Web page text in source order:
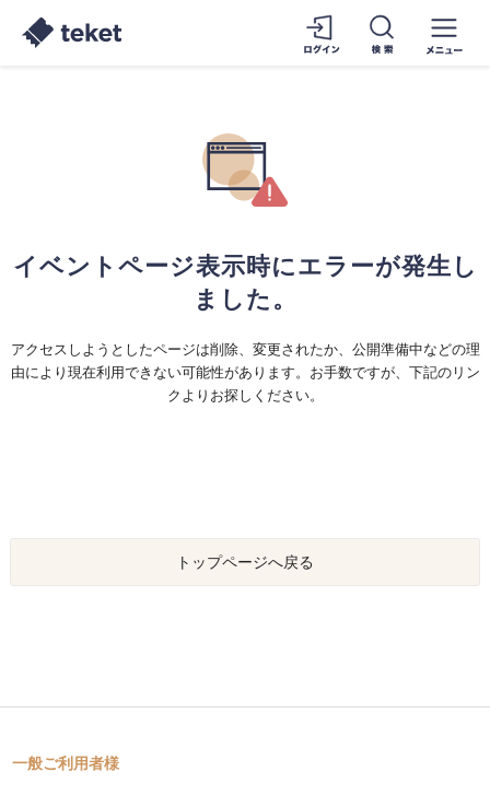
イベントページ表示時にエラーが発生し
ました。
アクセスしようとしたページは削除、変更されたか、公開準備中などの理
由により現在利用できない可能性があります。お手数ですが、下記のリン
クよりお探しください。
トップページへ戻る
一般ご利用者様